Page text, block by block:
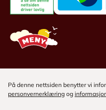
På denne nettsiden benytter vi
personvernerklæring og